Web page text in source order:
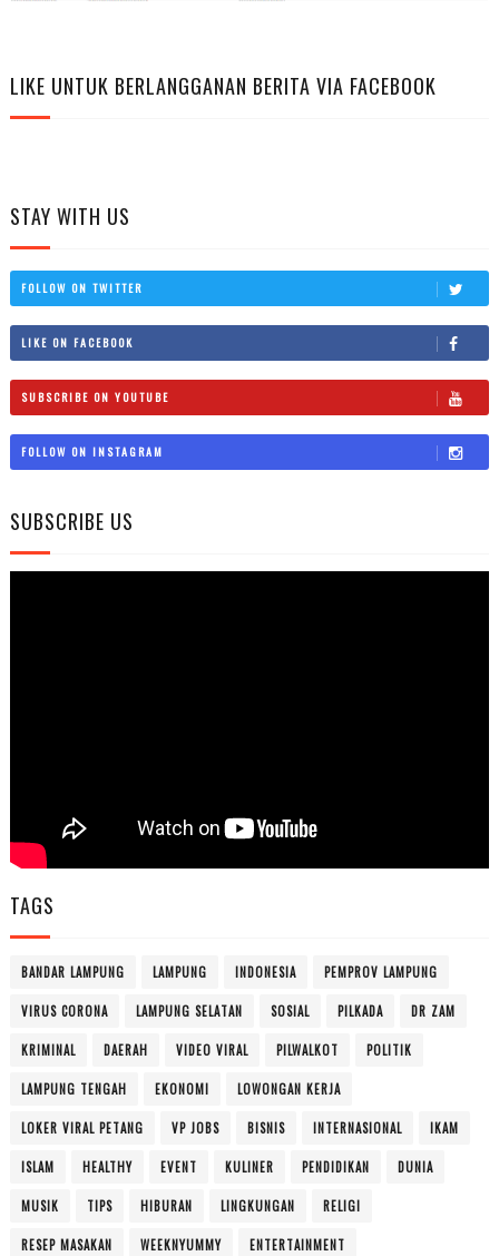
LIKE UNTUK BERLANGGANAN BERITA VIA FACEBOOK
STAY WITH US
FOLLOW ON TWITTER
LIKE ON FACEBOOK
SUBSCRIBE ON YOUTUBE
FOLLOW ON INSTAGRAM
SUBSCRIBE US
TAGS
BANDAR LAMPUNG LAMPUNG INDONESIA PEMPROV LAMPUNG
VIRUS CORONA LAMPUNG SELATAN SOSIAL PILKADA DR ZAM
KRIMINAL DAERAH VIDEO VIRAL PILWALKOT POLITIK
LAMPUNG TENGAH EKONOMI LOWONGAN KERJA
LOKER VIRAL PETANG VP JOBS BISNIS INTERNASIONAL IKAM
ISLAM HEALTHY EVENT KULINER PENDIDIKAN DUNIA
MUSIK TIPS HIBURAN LINGKUNGAN RELIGI
RESEP MASAKAN WEEKNYUMMY ENTERTAINMENT